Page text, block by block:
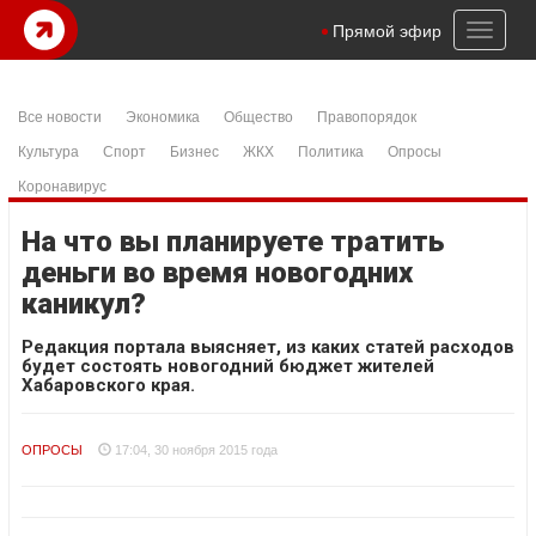
Toggle
Прямой эфир
Все новости Экономика Общество
Правопорядок
Культура
Спорт Бизнес ЖКХ Политика
Опросы
Коронавирус
На что вы планируете тратить
деньги во время новогодних
каникул?
Редакция портала выясняет, из каких статей расходов
будет состоять новогодний бюджет жителей
Хабаровского края.
ОПРОСЫ 17:04, 30 ноября 2015 года